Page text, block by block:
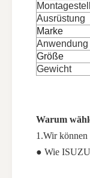
Ausrüstung
Marke
Anwendung
Größe
Gewicht
Warum
1.Wir können
● Wie